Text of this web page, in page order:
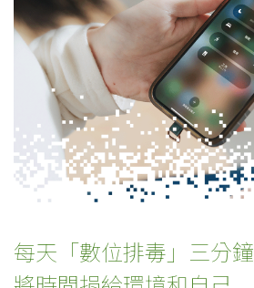
每天「數位排毒」三分鐘